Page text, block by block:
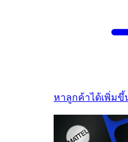
หาลูกค้าได้เพิ่ม